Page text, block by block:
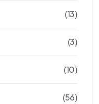
(13)
(3)
(10)
(56)